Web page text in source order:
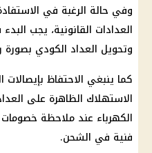
وفي حالة الرغبة في
العدادات القانونية، يجب
وتحويل العداد الكودي
كما ينبغي الاحتفاظ بإيصالات
الاستهلاك الظاهرة على
الكهرباء عند ملاحظة
فنية في الشحن.